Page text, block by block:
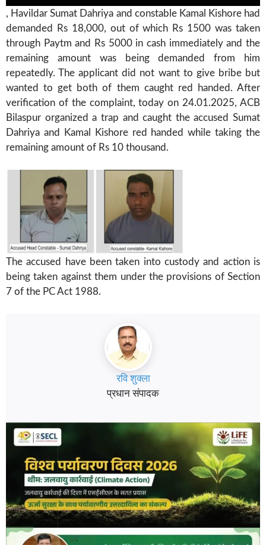
, Havildar Sumat Dahriya and constable Kamal Kishore had
demanded Rs 18,000, out of which Rs 1500 was taken
through Paytm and Rs 5000 in cash immediately and the
remaining amount was being demanded from him
repeatedly. The applicant did not want to give bribe but
wanted to get both of them caught red handed. After
verification of the complaint, today on 24.01.2025, ACB
Bilaspur organized a trap and caught the accused Sumat
Dahriya and Kamal Kishore red handed while taking the
remaining amount of Rs 10 thousand.
The accused have been taken into custody and action is
being taken against them under the provisions of Section
7 of the PC Act 1988.
रवि शुक्ला
प्रधान संपादक